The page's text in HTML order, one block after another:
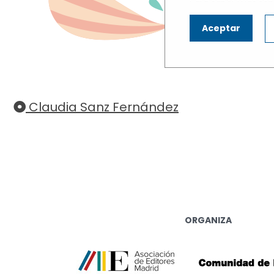
Haz
Claudia Sanz Fernández
ORGANIZA
Aceptar